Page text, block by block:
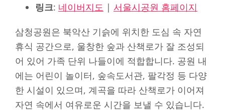
링크: 네이버지도 | 서울시공원 홈페이지
삼청공원은 북악산 기슭에 위치한 도심 속 자연
휴식 공간으로, 울창한 숲과 산책로가 잘 조성되
어 있어 가족 단위 나들이에 적합합니다. 공원 내
에는 어린이 놀이터, 숲속도서관, 팔각정 등 다양
한 시설이 있으며, 계곡을 따라 산책로가 이어져
자연 속에서 여유로운 시간을 보낼 수 있습니다.